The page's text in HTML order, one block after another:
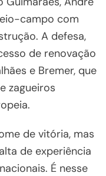
campo com
A defesa,
de renovação
e Bremer, que
zagueiros
de vitória, mas
de experiência
É nesse